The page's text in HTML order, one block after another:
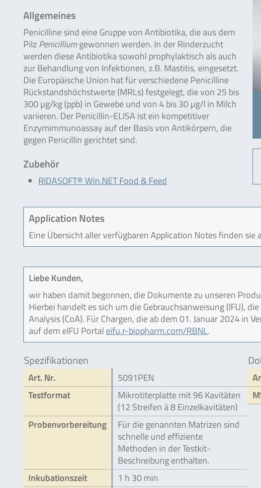
Allgemeines
Penicilline sind eine Gruppe von Antibiotika, die aus dem
PilzPenicilliumgewonnen werden. In der Rinderzucht
werden diese Antibiotika sowohl prophylaktisch als auch
zur Behandlung von Infektionen, z.B. Mastitis, eingesetzt.
Die Europäische Union hat für verschiedene Penicilline
Rückstandshöchstwerte (MRLs) festgelegt, die von 25 bis
300 µg/kg (ppb) in Gewebe und von 4 bis 30 µg/l in Milch
variieren. Der Penicillin-ELISA ist ein kompetitiver
Enzymimmunoassay auf der Basis von Antikörpern, die
gegen Penicillin gerichtet sind.
Zubehör
RIDASOFT® Win.NET Food & Feed
Application Notes
Eine Übersicht aller verfügbaren Application Notes finden sie
Liebe Kunden,
wir haben damit begonnen, die Dokumente zu unseren
Hierbei handelt es sich um die Gebrauchsanweisung (IFU),
Analysis (CoA). Für Chargen, die ab dem 01. Januar 2024 in
auf dem eIFU Portal eifu.r-biopharm.com/RBNL.
Spezifikationen
Art. Nr.
5091PEN
Testformat
Mikrotiterplatte mit 96 Kavitäten
(12 Streifen à 8 Einzelkavitäten)
Probenvorbereitung
Für die genannten Matrizen sind
schnelle und effiziente
Methoden in der Testkit-
Beschreibung enthalten.
Inkubationszeit
1 h 30 min